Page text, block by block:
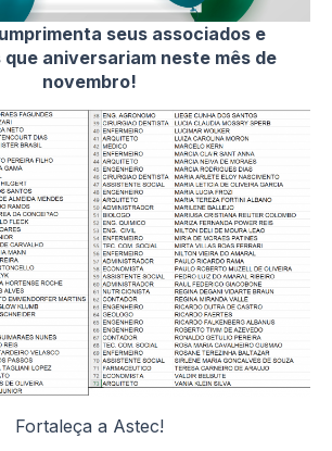
seus associados e
aniversariam neste mês de
novembro!
Fortaleça a Astec!